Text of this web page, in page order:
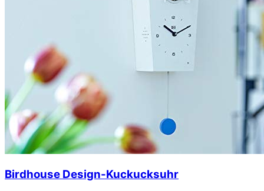
Birdhouse Design-Kuckucksuhr